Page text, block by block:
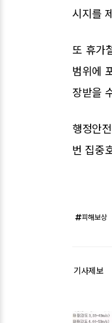
시지를
또 휴가
범위에
장받을
행정안
번 집중
피해보상
기사제보
관련기사